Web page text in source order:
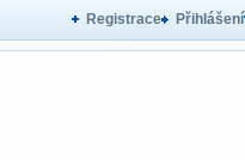
Registrace Přihlášení